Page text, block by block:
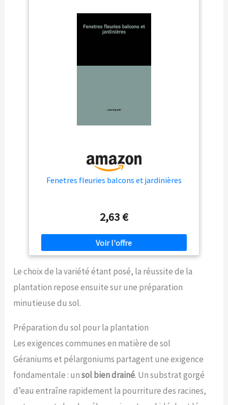
profiter de votre belle oasis de jardin en un rien de
temps. Mesurant 40,6 x 13 x 13 cm, ces pots de balcon
ont la taille parfaite pour toute balustrade, offrant
Fenetres fleuries balcons et jardinières
2,63 €
Le choix de la variété étant posé, la réussite de la
plantation repose ensuite sur une préparation
minutieuse du sol.
Préparation du sol pour la plantation
Les exigences communes en matière de sol
Géraniums et pélargoniums partagent une exigence
fondamentale : unsol bien drainé. Un substrat gorgé
d’eau entraîne rapidement la pourriture des racines,